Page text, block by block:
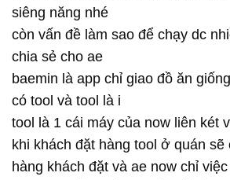
siêng năng nhé
còn vấn đề làm sao để chạy dc
chia sẻ cho ae
baemin là app chỉ giao đồ ăn
có tool và tool là i
tool là 1 cái máy của now liên két
khi khách đặt hàng tool ở quán sẽ
hàng khách đặt và ae now chỉ